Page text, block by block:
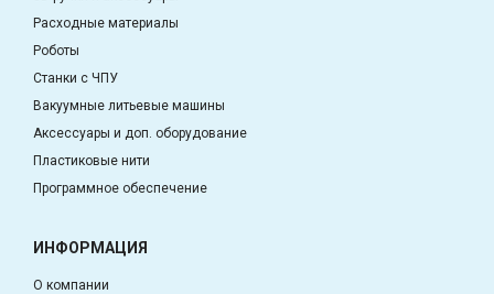
Расходные материалы
Роботы
Станки с ЧПУ
Вакуумные литьевые машины
Аксессуары и доп. оборудование
Пластиковые нити
Программное обеспечение
ИНФОРМАЦИЯ
О компании